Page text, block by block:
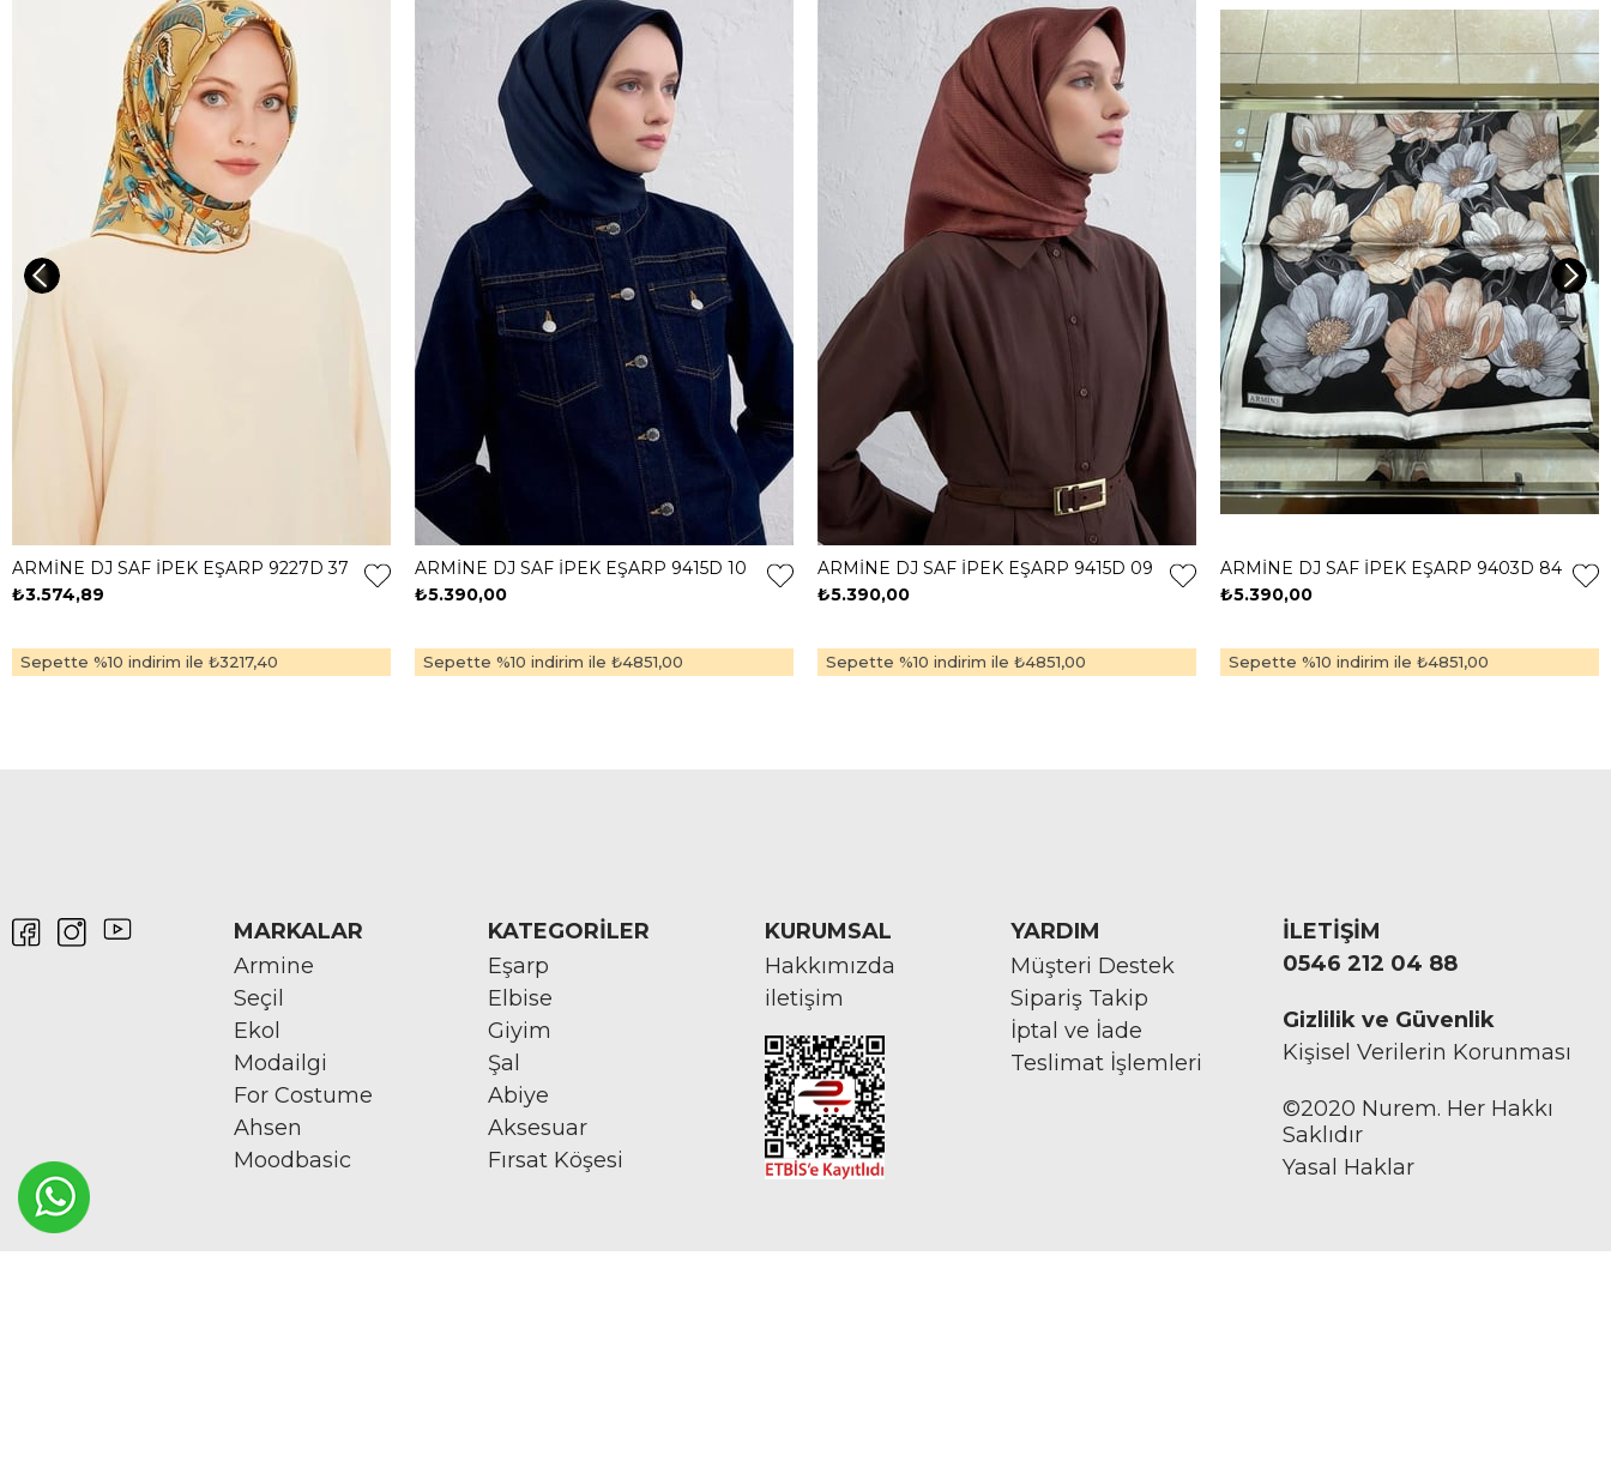
ARMİNE DJ SAF İPEK EŞARP 9227D 37
₺3.574,89
Sepette %10 indirim ile ₺3217,40
ARMİNE DJ SAF İPEK EŞARP 9415D 10
₺5.390,00
Sepette %10 indirim ile ₺4851,00
ARMİNE DJ SAF İPEK EŞARP 9415D 09
₺5.390,00
Sepette %10 indirim ile ₺4851,00
ARMİNE DJ SAF İPEK EŞARP 9403D 84
₺5.390,00
Sepette %10 indirim ile ₺4851,00
İLETİŞİM
0546 212 04 88
Gizlilik ve Güvenlik
Kişisel Verilerin Korunması
©2020 Nurem. Her Hakkı
Saklıdır
Yasal Haklar
MARKALAR
Armine
Seçil
Ekol
Modailgi
For Costume
Ahsen
Moodbasic
KATEGORİLER
Eşarp
Elbise
Giyim
Şal
Abiye
Aksesuar
Fırsat Köşesi
KURUMSAL
Hakkımızda
iletişim
YARDIM
Müşteri Destek
Sipariş Takip
İptal ve İade
Teslimat İşlemleri